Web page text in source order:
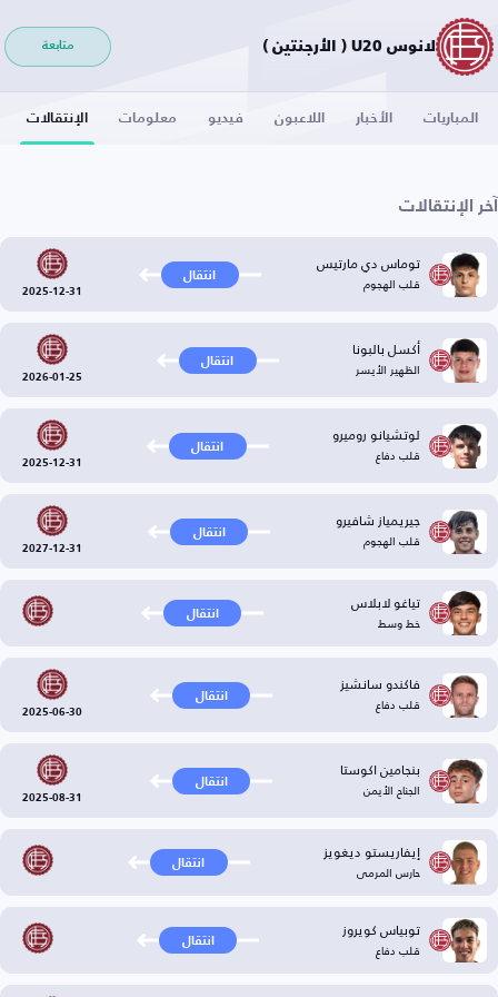
لانوس U20 ( الأرجنتين ) متابعة
المباريات الأخبار اللاعبون فيديو معلومات الإنتقالات
آخر الإنتقالات
توماس دي مارتيس
قلب الهجوم انتقال
2025-12-31
أكسل بالبونا
الظهير الأيسر انتقال
2026-01-25
لوتشيانو روميرو
قلب دفاع انتقال
2025-12-31
جيريمياز شافيرو
قلب الهجوم انتقال
2027-12-31
تياغو لابلاس
خط وسط انتقال
فاكندو سانشيز
قلب دفاع انتقال
2025-06-30
بنجامين اكوستا
الجناح الأيمن انتقال
2025-08-31
إيفاريستو ديغويز
حارس المرمى انتقال
توبياس كويروز
قلب دفاع انتقال